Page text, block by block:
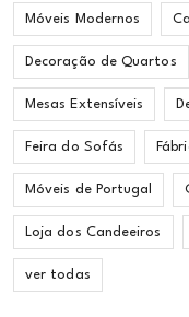
Móveis Modernos
Decoração de Quartos
Mesas Extensíveis
Feira do Sofás
Móveis de Portugal
Loja dos Candeeiros
ver todas